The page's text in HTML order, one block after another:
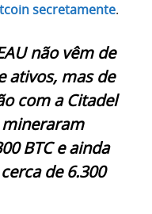
secretamente.
não vêm de
ativos, mas de
com a Citadel
BTC e ainda
de 6.300